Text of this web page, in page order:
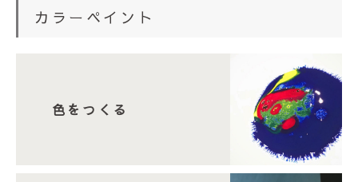
カラーペイント
色をつくる